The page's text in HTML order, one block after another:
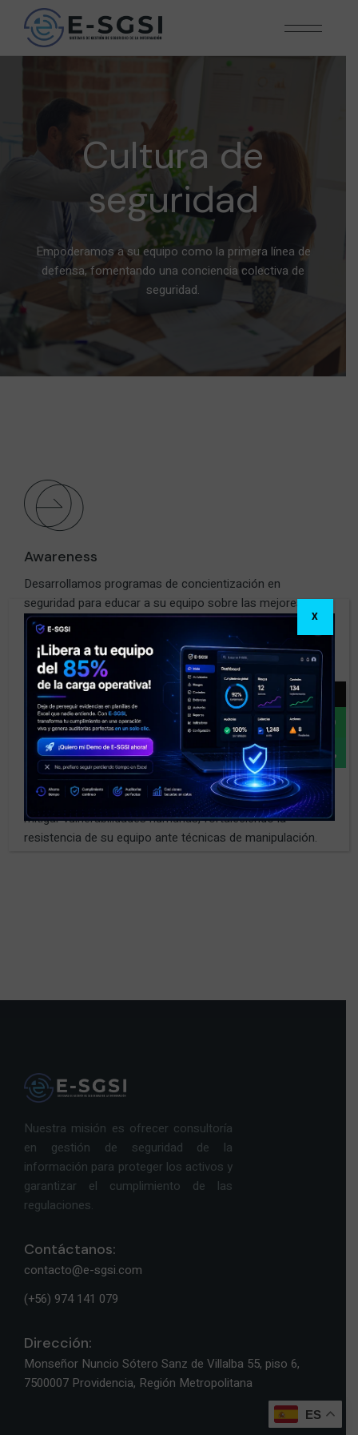
Cultura de
seguridad
Empoderamos a su equipo como la primera línea de
defensa, fomentando una conciencia colectiva de
seguridad.
Awareness
Desarrollamos programas de concientización en
seguridad para educar a su equipo sobre las mejores
prácticas y amenazas cibernéticas, fortaleciendo la
primera línea de defensa de su organización.
Ejercicios prácticos de ingeniería social
Realizamos simulaciones realistas para identificar y
mitigar vulnerabilidades humanas, fortaleciendo la
resistencia de su equipo ante técnicas de manipulación.
Nuestra misión es ofrecer consultoría
en gestión de seguridad de la
información para proteger los activos y
garantizar el cumplimiento de las
regulaciones.
Contáctanos:
contacto@e-sgsi.com
(+56) 974 141 079
Dirección:
Monseñor Nuncio Sótero Sanz de Villalba 55, piso 6,
7500007 Providencia, Región Metropolitana
ES
X